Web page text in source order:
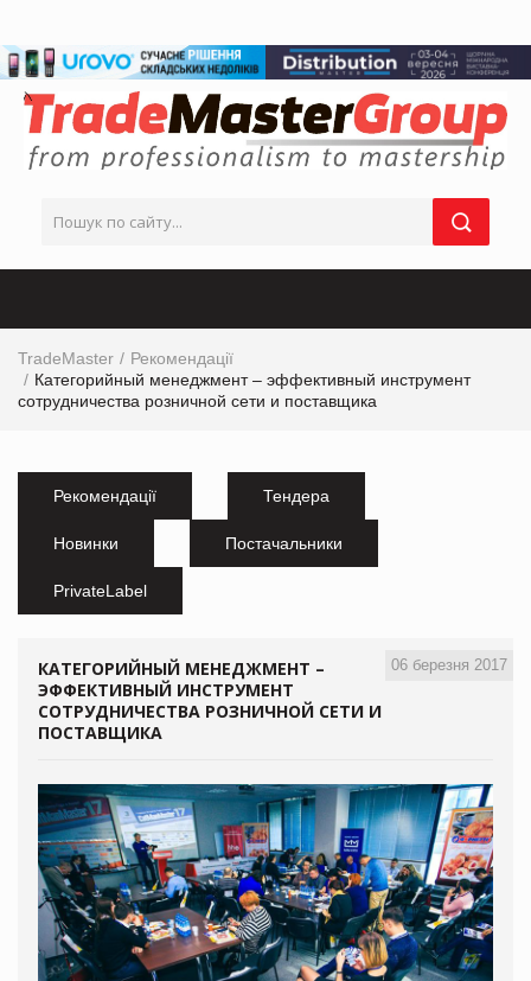
TradeMaster
Рекомендації
Категорийный менеджмент – эффективный инструмент
сотрудничества розничной сети и поставщика
Рекомендації Тендера
Новинки Постачальники
PrivateLabel
06 березня 2017
КАТЕГОРИЙНЫЙ МЕНЕДЖМЕНТ –
ЭФФЕКТИВНЫЙ ИНСТРУМЕНТ
СОТРУДНИЧЕСТВА РОЗНИЧНОЙ СЕТИ И
ПОСТАВЩИКА